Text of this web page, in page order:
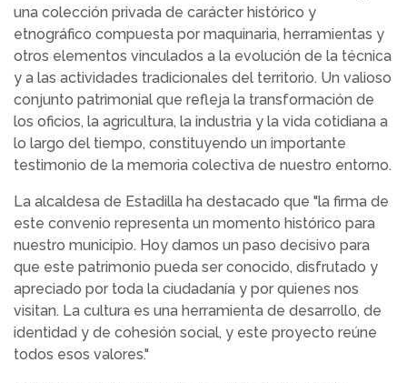
una colección privada de carácter histórico y
etnográfico compuesta por maquinaria, herramientas y
otros elementos vinculados a la evolución de la técnica
y a las actividades tradicionales del territorio. Un valioso
conjunto patrimonial que refleja la transformación de
los oficios, la agricultura, la industria y la vida cotidiana a
lo largo del tiempo, constituyendo un importante
testimonio de la memoria colectiva de nuestro entorno.
La alcaldesa de Estadilla ha destacado que "la firma de
este convenio representa un momento histórico para
nuestro municipio. Hoy damos un paso decisivo para
que este patrimonio pueda ser conocido, disfrutado y
apreciado por toda la ciudadanía y por quienes nos
visitan. La cultura es una herramienta de desarrollo, de
identidad y de cohesión social, y este proyecto reúne
todos esos valores."